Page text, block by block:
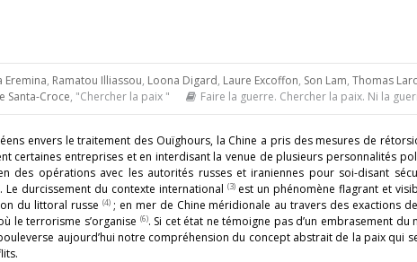
Eremina, Ramatou Illiassou, Loona Digard, Laure Excoffon, Son Lam, Thomas
Santa-Croce, "Chercher la paix " Faire la guerre. Chercher la paix. Ni la
envers le traitement des Ouïghours, la Chine a pris des mesures de
certaines entreprises et en interdisant la venue de plusieurs personnalités
des opérations avec les autorités russes et iraniennes pour soi-disant
. Le durcissement du contexte international (3)est un phénomène flagrant et
du littoral russe (4); en mer de Chine méridionale au travers des exactions
le terrorisme s’organise (6). Si cet état ne témoigne pas d’un embrasement du
aujourd’hui notre compréhension du concept abstrait de la paix qui